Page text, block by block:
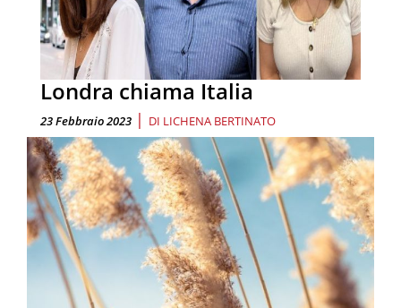
Londra chiama Italia
23 Febbraio 2023 | DI LICHENA BERTINATO